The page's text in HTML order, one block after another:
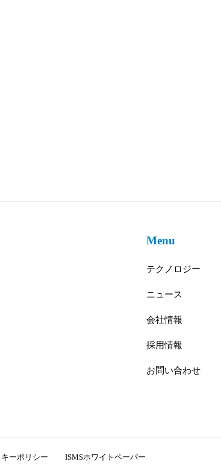
Menu
テクノロジー
ニュース
会社情報
採用情報
お問い合わせ
ーポリシー ISMSホワイトペーパー